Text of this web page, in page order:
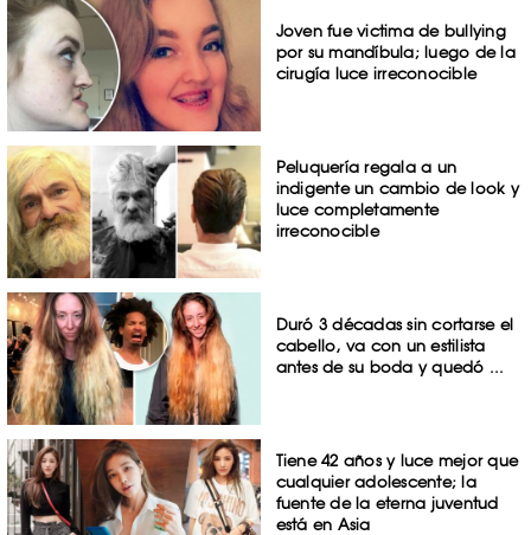
Joven fue victima de bullying
por su mandíbula; luego de la
cirugía luce irreconocible
Peluquería regala a un
indigente un cambio de look y
luce completamente
irreconocible
Duró 3 décadas sin cortarse el
cabello, va con un estilista
antes de su boda y quedó ...
Tiene 42 años y luce mejor que
cualquier adolescente; la
fuente de la eterna juventud
está en Asia